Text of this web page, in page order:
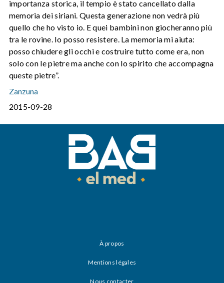
importanza storica, il tempio è stato cancellato dalla
memoria dei siriani. Questa generazione non vedrà più
quello che ho visto io. E quei bambini non giocheranno più
tra le rovine. Io posso resistere. La memoria mi aiuta:
posso chiudere gli occhi e costruire tutto come era, non
solo con le pietre ma anche con lo spirito che accompagna
queste pietre”.
Zanzuna
2015-09-28
À propos
Mentions légales
Nous contacter